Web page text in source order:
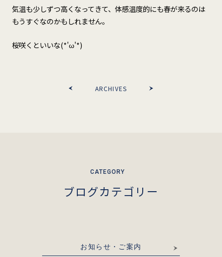
気温も少しずつ高くなってきて、体感温度的にも春が来るのは
もうすぐなのかもしれません。
桜咲くといいな(*'ω'*)
ARCHIVES
ブログカテゴリー
お知らせ・ご案内